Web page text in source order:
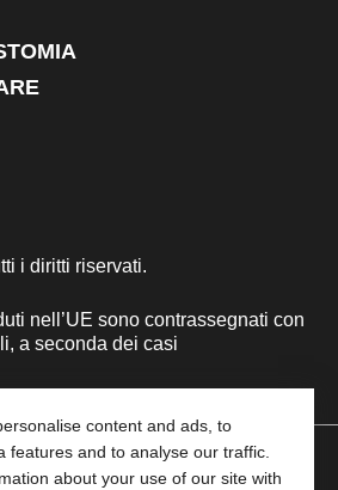
content and ads, to
features and to analyse our traffic.
about your use of our site with
i diritti riservati.
nell’UE sono contrassegnati con
a seconda dei casi
Politica sulla riservatezza
Gestione dei